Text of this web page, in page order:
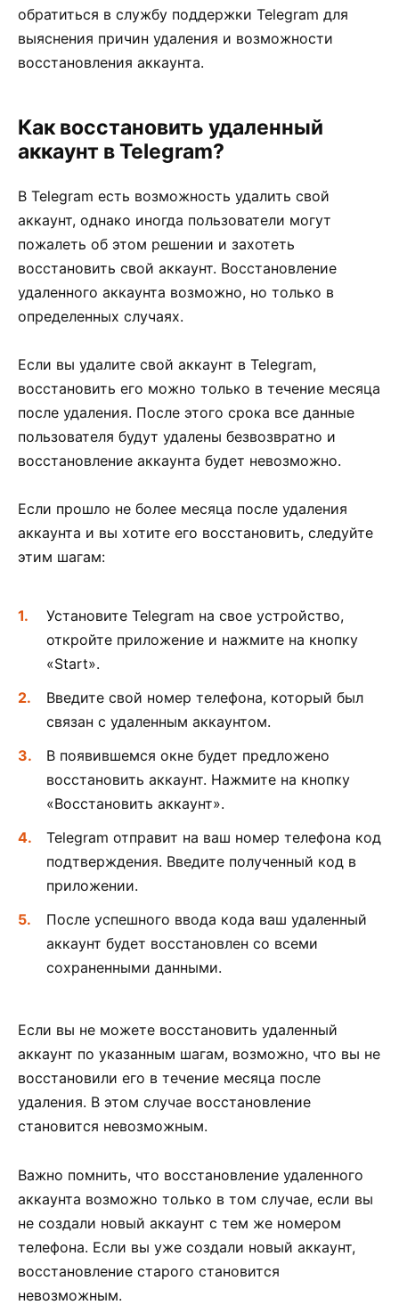
обратиться в службу поддержки Telegram для
выяснения причин удаления и возможности
восстановления аккаунта.
Как восстановить удаленный
аккаунт в Telegram?
В Telegram есть возможность удалить свой
аккаунт, однако иногда пользователи могут
пожалеть об этом решении и захотеть
восстановить свой аккаунт. Восстановление
удаленного аккаунта возможно, но только в
определенных случаях.
Если вы удалите свой аккаунт в Telegram,
восстановить его можно только в течение месяца
после удаления. После этого срока все данные
пользователя будут удалены безвозвратно и
восстановление аккаунта будет невозможно.
Если прошло не более месяца после удаления
аккаунта и вы хотите его восстановить, следуйте
этим шагам:
Установите Telegram на свое устройство,
откройте приложение и нажмите на кнопку
«Start».
Введите свой номер телефона, который был
связан с удаленным аккаунтом.
В появившемся окне будет предложено
восстановить аккаунт. Нажмите на кнопку
«Восстановить аккаунт».
Telegram отправит на ваш номер телефона код
подтверждения. Введите полученный код в
приложении.
После успешного ввода кода ваш удаленный
аккаунт будет восстановлен со всеми
сохраненными данными.
Если вы не можете восстановить удаленный
аккаунт по указанным шагам, возможно, что вы не
восстановили его в течение месяца после
удаления. В этом случае восстановление
становится невозможным.
Важно помнить, что восстановление удаленного
аккаунта возможно только в том случае, если вы
не создали новый аккаунт с тем же номером
телефона. Если вы уже создали новый аккаунт,
восстановление старого становится
невозможным.